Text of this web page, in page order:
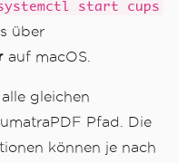
start cups
über
auf macOS.
gleichen
Pfad. Die
können je nach